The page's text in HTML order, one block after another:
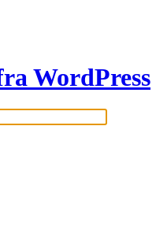
WordPress